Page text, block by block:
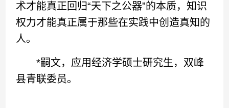
术才能真正回归“天下之公器”的本质，知识
权力才能真正属于那些在实践中创造真知的
人。
*嗣文，应用经济学硕士研究生，双峰
县青联委员。